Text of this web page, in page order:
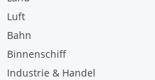
Luft
Bahn
Binnenschiff
Industrie & Handel